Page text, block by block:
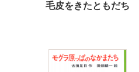
毛皮をきたともだち